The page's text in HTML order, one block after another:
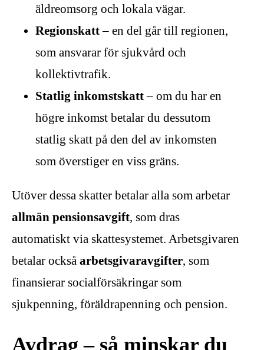
äldreomsorg och lokala vägar.
Regionskatt– en del går till regionen,
som ansvarar för sjukvård och
kollektivtrafik.
Statlig inkomstskatt– om du har en
högre inkomst betalar du dessutom
statlig skatt på den del av inkomsten
som överstiger en viss gräns.
Utöver dessa skatter betalar alla som arbetar
allmän pensionsavgift, som dras
automatiskt via skattesystemet. Arbetsgivaren
betalar också arbetsgivaravgifter, som
finansierar socialförsäkringar som
sjukpenning, föräldrapenning och pension.
Avdrag – så minskar du